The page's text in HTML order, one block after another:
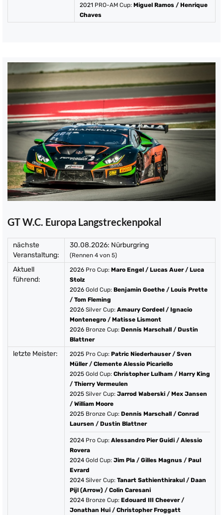
2021 PRO-AM Cup: Miguel Ramos / Henrique
Chaves
GT W.C. Europa Langstreckenpokal
nächste
Veranstaltung:
30.08.2026: Nürburgring
(Rennen 4 von 5)
Aktuell
führend:
2026 Pro Cup: Maro Engel / Lucas Auer/ Luca
Stolz
2026 Gold Cup: Benjamin Goethe / Louis Prette
/ Tom Fleming
2026 Silver Cup: Amaury Cordeel / Ignacio
Montenegro / Matisse Lismont
2026 Bronze Cup: Dennis Marschall / Dustin
Blattner
letzte Meister: 2025 Pro Cup: Patric Niederhauser/ Sven
Müller/ Clemente Alessio Picariello
2025 Gold Cup: Christopher Lulham / Harry King
/ Thierry Vermeulen
2025 Silver Cup: Jarrod Waberski / Mex Jansen
/ William Moore
2025 Bronze Cup: Dennis Marschall / Conrad
Laursen / Dustin Blattner
2024 Pro Cup: Alessandro Pier Guidi / Alessio
Rovera
2024 Gold Cup: Jim Pla / Gilles Magnus / Paul
Evrard
2024 Silver Cup: Tanart Sathienthirakul / Daan
Pijl (Arrow) / Colin Caresani
2024 Bronze Cup: Edouard III Cheever/
Jonathan Hui / Christopher Froggatt